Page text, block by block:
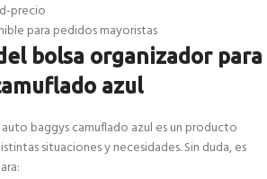
precio
para pedidos mayoristas
bolsa organizador para
azul
baggys camuflado azul es un producto
situaciones y necesidades. Sin duda, es